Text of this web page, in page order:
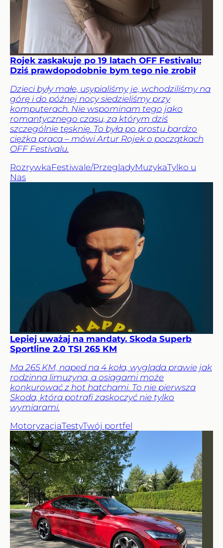
Rojek zaskakuje po 19 latach OFF Festivalu:
Dziś prawdopodobnie bym tego nie zrobił
Dzieci były małe, usypialiśmy je, wchodziliśmy na
górę i do późnej nocy siedzieliśmy przy
komputerach. Nie wspominam tego jako
romantycznego czasu, za którym dziś
szczególnie tęsknię. To była po prostu bardzo
ciężka praca – mówi Artur Rojek o początkach
OFF Festivalu.
RozrywkaFestiwale/PrzeglądyMuzykaTylko u
Nas
Lepiej uważaj na mandaty. Skoda Superb
Sportline 2.0 TSI 265 KM
Ma 265 KM, napęd na 4 koła, wygląda prawie jak
rodzinna limuzyna, a osiągami może
konkurować z hot hatchami. To nie pierwsza
Skoda, która potrafi zaskoczyć nie tylko
wymiarami.
MotoryzacjaTestyTwój portfel